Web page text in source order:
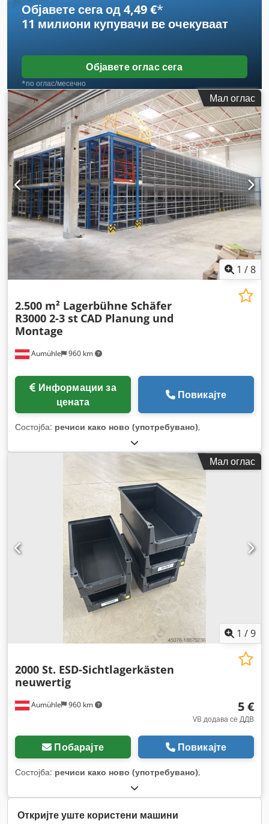
Објавете сега од 4,49 €*
11 милиони купувачи ве очекуваат
Објавете оглас сега
*по оглас/месечно
Мал оглас
1 /8
Aumühle 960 km
2.500 m² Lagerbühne Schäfer
R3000 2-3 st CAD Planung und
Montage
цената
Повикајте
Состојба: речиси како ново (употребувано),
Мал оглас
1 /9
Aumühle 960 km
2000 St. ESD-Sichtlagerkästen
neuwertig
5 €
VB додава се ДДВ
Побарајте Повикајте
Состојба: речиси како ново (употребувано),
Откријте уште користени машини